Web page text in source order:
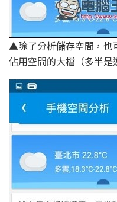
▲除了分析儲存空間，也
佔用空間的大檔（多半是